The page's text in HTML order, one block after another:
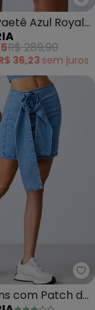
(Ceu
Azul Royal
R$ 289,90
36,23 sem juros
em
com Patch de